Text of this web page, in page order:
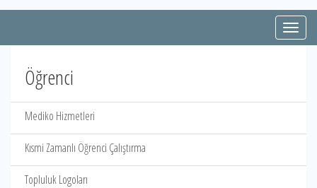
Öğrenci
Mediko Hizmetleri
Kısmi Zamanlı Öğrenci Çalıştırma
Topluluk Logoları